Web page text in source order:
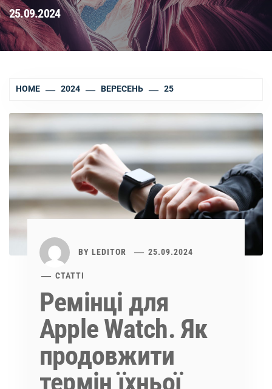
25.09.2024
HOME 2024 ВЕРЕСЕНЬ 25
BY LEDITOR 25.09.2024
СТАТТІ
Ремінці для
Apple Watch. Як
продовжити
термін їхньої